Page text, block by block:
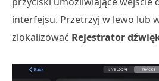
interfejsu. Przetrzyj w lewo lub
zlokalizować Rejestrator